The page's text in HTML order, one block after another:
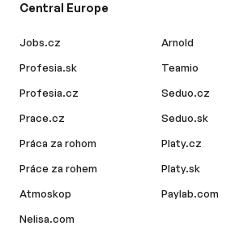
Central Europe
Jobs.cz
Profesia.sk
Profesia.cz
Prace.cz
Práca za rohom
Práce za rohem
Atmoskop
Nelisa.com
Arnold
Teamio
Seduo.cz
Seduo.sk
Platy.cz
Platy.sk
Paylab.com